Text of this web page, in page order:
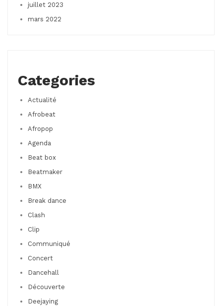
juillet 2023
mars 2022
Categories
Actualité
Afrobeat
Afropop
Agenda
Beat box
Beatmaker
BMX
Break dance
Clash
Clip
Communiqué
Concert
Dancehall
Découverte
Deejaying